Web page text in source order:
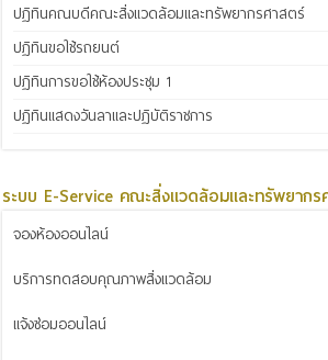
ปฏิทินคณบดีคณะสิ่งแวดล้อมและทรัพยากรศาสตร์
ปฏิทินขอใช้รถยนต์
ปฏิทินการขอใช้ห้องประชุม 1
ปฏิทินแสดงวันลาและปฏิบัติราชการ
ระบบ E-Service คณะสิ่งแวดล้อมและทรัพยาก
จองห้องออนไลน์
บริการทดสอบคุณภาพสิ่งแวดล้อม
แจ้งซ่อมออนไลน์